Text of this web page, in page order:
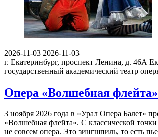
2026-11-03 2026-11-03
г. Екатеринбург, проспект Ленина, д. 46А
государственный академический театр
Опера «Волшебная флейта»
3 ноября 2026 года в «Урал Опера Балет»
«Волшебная флейта». С классической точки
не совсем опера. Это зингшпиль, то есть